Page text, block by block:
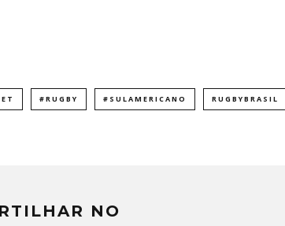
#RUGBY #SULAMERICANO RUGBYBRASIL
NO